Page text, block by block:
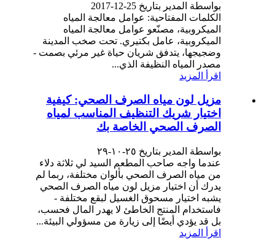
بواسطة المدير بتاريخ 25-12-2017
الكلمات المفتاحية: عوامل معالجة المياه
الميكروبية، مصنّعو عوامل معالجة المياه
الميكروبية، عامل بكتيري. تحت صخب المدينة
وضجيجها، يتدفق شريان حياة غير مرئي بصمت -
مصدر المياه النظيفة الذي...
اقرأ المزيد
مزيل لون مياه الصرف الصحي: كيفية
اختيار شريك التنظيف المناسب لمياه
الصرف الصحي الخاصة بك
بواسطة المدير بتاريخ ٢٥-١٠-٢٩
عندما واجه صاحب المطعم السيد لي ثلاثة دلاء
من مياه الصرف الصحي بألوان مختلفة، ربما لم
يدرك أن اختيار مزيل لون مياه الصرف الصحي
يشبه اختيار مسحوق الغسيل لبقع مختلفة -
فاستخدام المنتج الخاطئ لا يهدر المال فحسب،
بل قد يؤدي أيضًا إلى زيارة من مسؤولي البيئة...
اقرأ المزيد